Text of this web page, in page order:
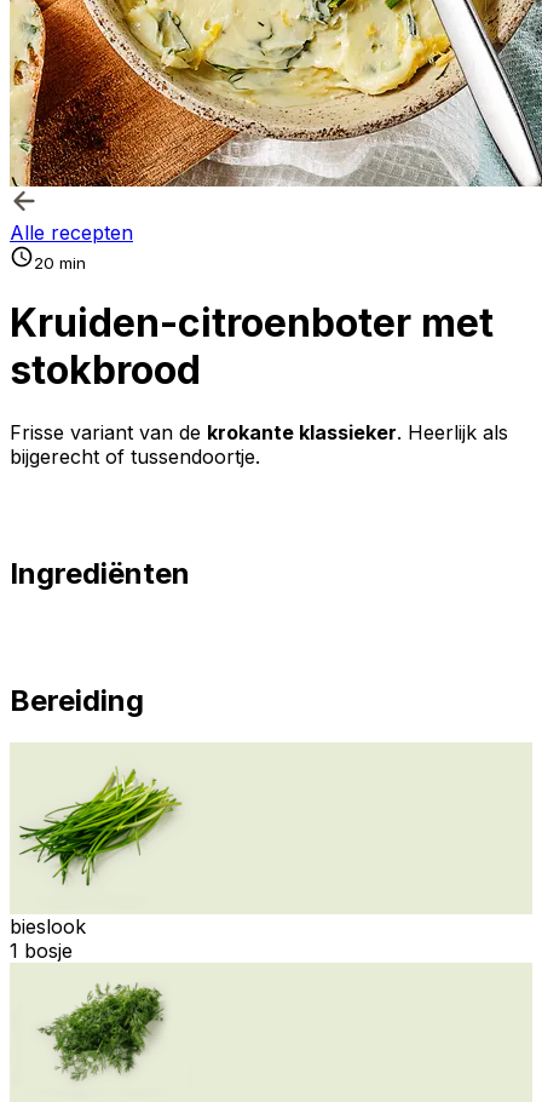
Alle recepten
20 min
Kruiden-citroenboter met
stokbrood
Frisse variant van de krokante klassieker. Heerlijk als
bijgerecht of tussendoortje.
Ingrediënten
Bereiding
bieslook
1 bosje